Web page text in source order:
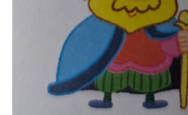
ビジネスと働き方のヒント
AI活用のいまが分かる
企業ITのトレンドを詳説
経営リーダーのコミュニティ
マーケ×ITの今がよく分かる